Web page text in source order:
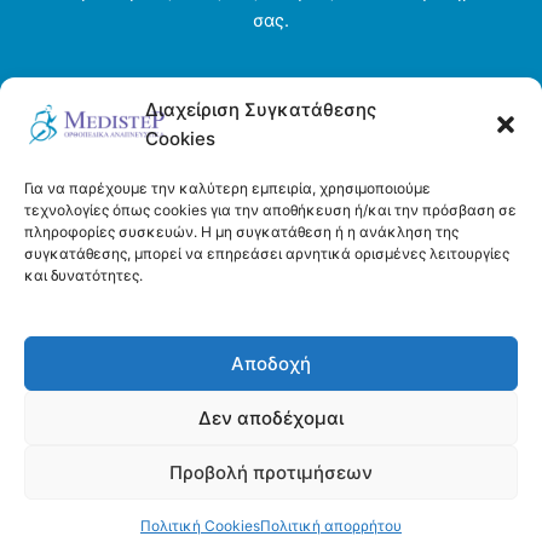
Διαχείριση Συγκατάθεσης
Cookies
Για να παρέχουμε την καλύτερη εμπειρία, χρησιμοποιούμε
τεχνολογίες όπως cookies για την αποθήκευση ή/και την πρόσβαση σε
πληροφορίες συσκευών. Η μη συγκατάθεση ή η ανάκληση της
συγκατάθεσης, μπορεί να επηρεάσει αρνητικά ορισμένες λειτουργίες
και δυνατότητες.
Αποδοχή
Δεν αποδέχομαι
Προβολή προτιμήσεων
Πολιτική CookiesΠολιτική απορρήτου
σας.
Ενοικιάσεις
Τρόποι πληρωμής και αποστολής
Όροι και προϋποθέσεις
Πολιτική απορρήτου
Πολιτική Cookies (ΕΕ)